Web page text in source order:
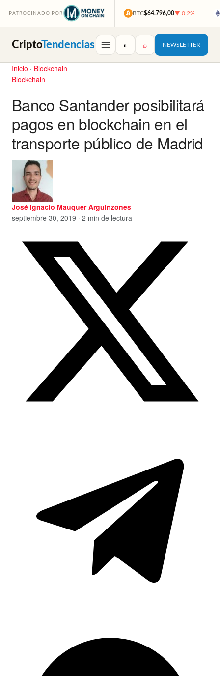
PATROCINADO POR BTC$64.796,00▼ 0,2%
CriptoTendencias ◐ ⌕ NEWSLETTER
Inicio · Blockchain
Blockchain
Banco Santander posibilitará
pagos en blockchain en el
transporte público de Madrid
José Ignacio Mauquer Arguinzones
septiembre 30, 2019 · 2 min de lectura